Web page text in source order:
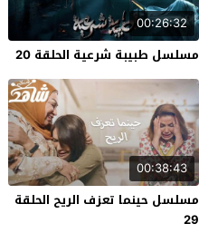
00:26:32
مسلسل طبيبة شرعية الحلقة 20
00:38:43
مسلسل حينما تعزف الريح الحلقة
29